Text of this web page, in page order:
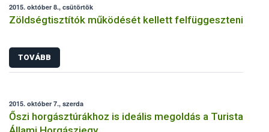
2015. október 8., csütörtök
Zöldségtisztítók működését kellett felfüggeszteni
TOVÁBB
2015. október 7., szerda
Őszi horgásztúrákhoz is ideális megoldás a Turista